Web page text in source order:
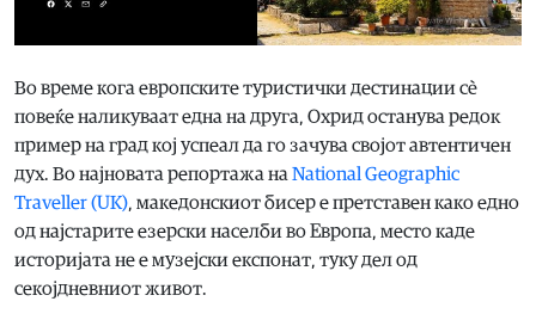
Во време кога европските туристички дестинации сè
повеќе наликуваат една на друга, Охрид останува редок
пример на град кој успеал да го зачува својот автентичен
дух. Во најновата репортажа наNational Geographic
Traveller (UK), македонскиот бисер е претставен како едно
од најстарите езерски населби во Европа, место каде
историјата не е музејски експонат, туку дел од
секојдневниот живот.